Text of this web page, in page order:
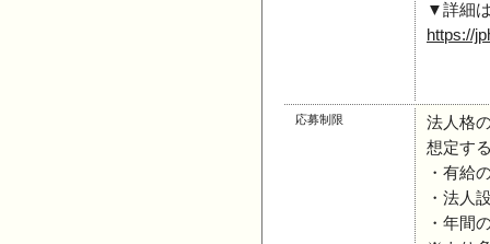
▼詳細
https://
応募制限
法人格
想定す
・有給
・法人
・年間